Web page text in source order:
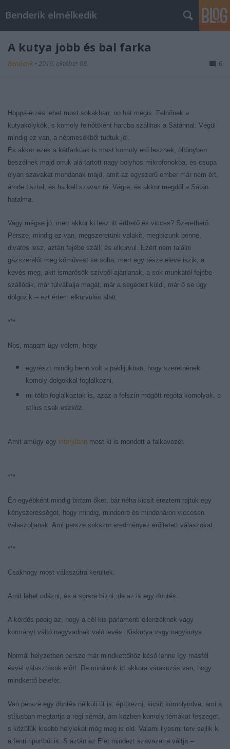
Benderik elmélkedik
A kutya jobb és bal farka
Benderik • 2016. október 08. 6
Hoppá-érzés lehet most sokakban, no hát mégis. Felnőnek a
kutyakölykök, s komoly felnőttként harcba szállnak a Sátánnal. Végül
mindig ez van, a népmesékből tudtuk jól.
És akkor ezek a kétfarkúak is most komoly erő lesznek, öltönyben
beszélnek majd orruk alá tartott nagy bolyhos mikrofonokba, és csupa
olyan szavakat mondanak majd, amit az egyszerű ember már nem ért,
ámde tisztel, és ha kell szavaz rá. Végre, és akkor megdől a Sátán
hatalma.
Vagy mégse jó, mert akkor ki lesz itt érthető és vicces? Szerethető.
Persze, mindig ez van, megszeretünk valakit, megbízunk benne,
divatos lesz, aztán fejébe száll, és elkurvul. Ezért nem találni
gázszerelőt meg kőművest se soha, mert egy része eleve iszik, a
kevés meg, akit ismerősök szívből ajánlanak, a sok munkától fejébe
szállódik, már túlvállalja magát, már a segédeit küldi, már ő se úgy
dolgozik -- ezt értem elkurvulás alatt.
***
Nos, magam úgy vélem, hogy
egyrészt mindig benn volt a paklijukban, hogy szeretnének
komoly dolgokkal foglalkozni,
mi több foglalkoztak is, azaz a felszín mögött régóta komolyak, a
stílus csak eszköz.
Amit amúgy egy interjúban most ki is mondott a falkavezér.
***
Én egyébként mindig bírtam őket, bár néha kicsit éreztem rajtuk egy
kényszerességet, hogy mindig, mindenre és mindenáron viccesen
válaszoljanak. Ami persze sokszor eredményez erőltetett válaszokat.
***
Csakhogy most válaszútra kerültek.
Amit lehet odázni, és a sorsra bízni, de az is egy döntés.
A kérdés pedig az, hogy a cél kis parlamenti ellenzéknek vagy
kormányt váltó nagyvadnak való levés. Kiskutya vagy nagykutya.
Normál helyzetben persze már mindkettőhöz késő lenne így másfél
évvel választások előtt. De minálunk itt akkora várakozás van, hogy
mindkettő belefér.
Van persze egy döntés nélküli út is: építkezni, kicsit komolyodva, ami a
stílusban megtartja a régi sémát, ám közben komoly témákat feszeget,
s közülük kisebb helyieket még meg is old. Valami ilyesmi terv sejlik ki
a fenti riportból is. S aztán az Élet mindezt szavazatra váltja --